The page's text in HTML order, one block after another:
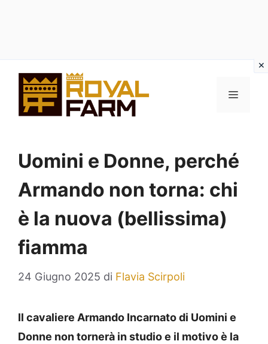
contenuto
MENU
Uomini e Donne, perché
Armando non torna: chi
è la nuova (bellissima)
fiamma
24 Giugno 2025 di Flavia Scirpoli
Il cavaliere Armando Incarnato di Uomini e
Donne non tornerà in studio e il motivo è la